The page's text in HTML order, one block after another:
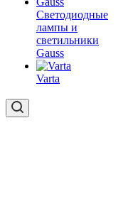
Светодиодные
лампы и
светильники
Gauss
Varta